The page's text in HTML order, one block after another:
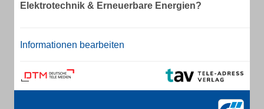
Elektrotechnik & Erneuerbare Energien?
Informationen bearbeiten